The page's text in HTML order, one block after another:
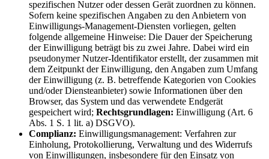
spezifischen Nutzer oder dessen Gerät zuordnen zu können.
Sofern keine spezifischen Angaben zu den Anbietern von
Einwilligungs-Management-Diensten vorliegen, gelten
folgende allgemeine Hinweise: Die Dauer der Speicherung
der Einwilligung beträgt bis zu zwei Jahre. Dabei wird ein
pseudonymer Nutzer-Identifikator erstellt, der zusammen mit
dem Zeitpunkt der Einwilligung, den Angaben zum Umfang
der Einwilligung (z. B. betreffende Kategorien von Cookies
und/oder Diensteanbieter) sowie Informationen über den
Browser, das System und das verwendete Endgerät
gespeichert wird; Rechtsgrundlagen: Einwilligung (Art. 6
Abs. 1 S. 1 lit. a) DSGVO).
Complianz: Einwilligungsmanagement: Verfahren zur
Einholung, Protokollierung, Verwaltung und des Widerrufs
von Einwilligungen, insbesondere für den Einsatz von